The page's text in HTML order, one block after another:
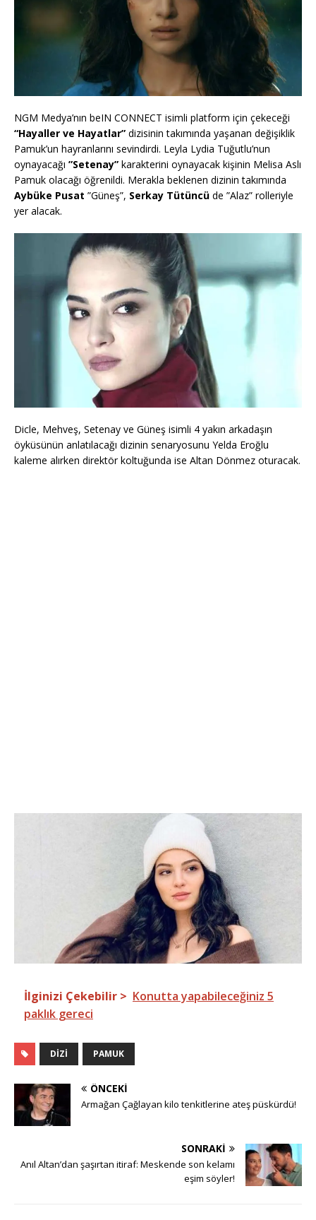
NGM Medya’nın beIN CONNECT isimli platform için çekeceği
“Hayaller ve Hayatlar” dizisinin takımında yaşanan değişiklik
Pamuk’un hayranlarını sevindirdi. Leyla Lydia Tuğutlu’nun
oynayacağı ”Setenay” karakterini oynayacak kişinin Melisa Aslı
Pamuk olacağı öğrenildi. Merakla beklenen dizinin takımında
Aybüke Pusat ”Güneş”, Serkay Tütüncü de ”Alaz” rolleriyle
yer alacak.
Dicle, Mehveş, Setenay ve Güneş isimli 4 yakın arkadaşın
öyküsünün anlatılacağı dizinin senaryosunu Yelda Eroğlu
kaleme alırken direktör koltuğunda ise Altan Dönmez oturacak.
İlginizi Çekebilir > Konutta yapabileceğiniz 5
paklık gereci
DIZI PAMUK
ÖNCEKI
Armağan Çağlayan kilo tenkitlerine ateş püskürdü!
SONRAKI
Anıl Altan’dan şaşırtan itiraf: Meskende son kelamı
eşim söyler!